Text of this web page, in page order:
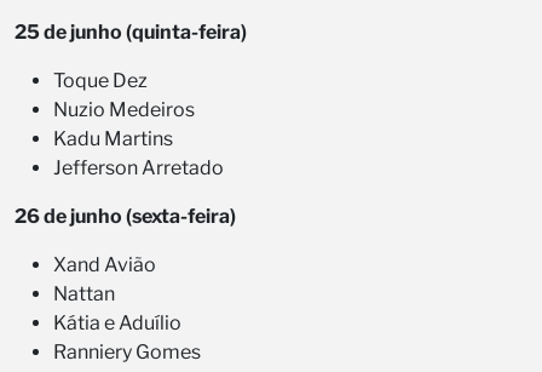
25 de junho (quinta-feira)
Toque Dez
Nuzio Medeiros
Kadu Martins
Jefferson Arretado
26 de junho (sexta-feira)
Xand Avião
Nattan
Kátia e Aduílio
Ranniery Gomes